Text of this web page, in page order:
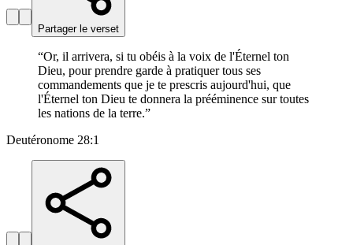
Partager le verset
“Or, il arrivera, si tu obéis à la voix de l'Éternel ton
Dieu, pour prendre garde à pratiquer tous ses
commandements que je te prescris aujourd'hui, que
l'Éternel ton Dieu te donnera la prééminence sur toutes
les nations de la terre.”
Deutéronome 28:1